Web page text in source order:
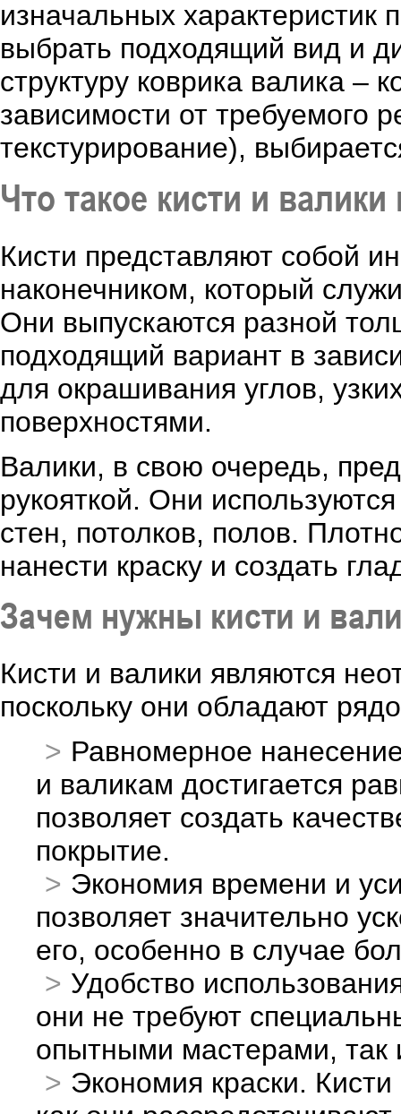
изначальных характеристик
выбрать подходящий вид и
структуру коврика валика –
зависимости от требуемого
текстурирование),
Что такое кисти и
Кисти представляют собой
наконечником, который
Они выпускаются разной
подходящий вариант в
для окрашивания углов,
поверхностями.
Валики, в свою очередь,
рукояткой. Они
стен, потолков, полов.
нанести краску и создать
Зачем нужны кисти и
Кисти и валики являются
поскольку они обладают
Равномерное
и валикам достигается
позволяет создать
покрытие.
Экономия времени и
позволяет значительно
его, особенно в случае
Удобство
они не требуют
опытными мастерами,
Экономия краски. Кисти